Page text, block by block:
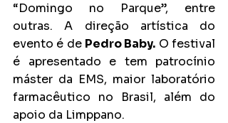
“Domingo no Parque”, entre
outras. A direção artística do
evento é de Pedro Baby. O festival
é apresentado e tem patrocínio
máster da EMS, maior laboratório
farmacêutico no Brasil, além do
apoio da Limppano.